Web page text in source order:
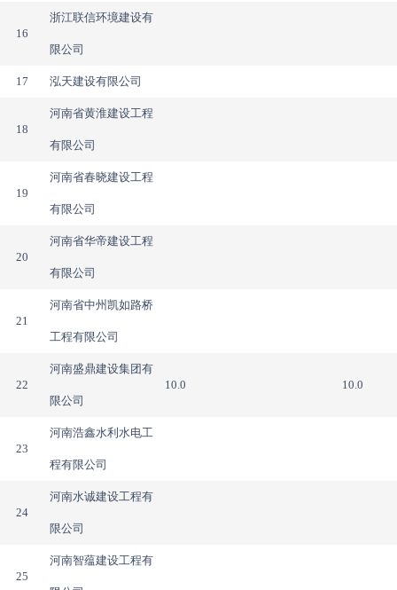
16
浙江联信环境建设有
限公司
17 泓天建设有限公司
18
河南省黄淮建设工程
有限公司
19
河南省春晓建设工程
有限公司
20
河南省华帝建设工程
有限公司
21
河南省中州凯如路桥
工程有限公司
22
河南盛鼎建设集团有
限公司
10.0 10.0
23
河南浩鑫水利水电工
程有限公司
24
河南水诚建设工程有
限公司
25
河南智蕴建设工程有